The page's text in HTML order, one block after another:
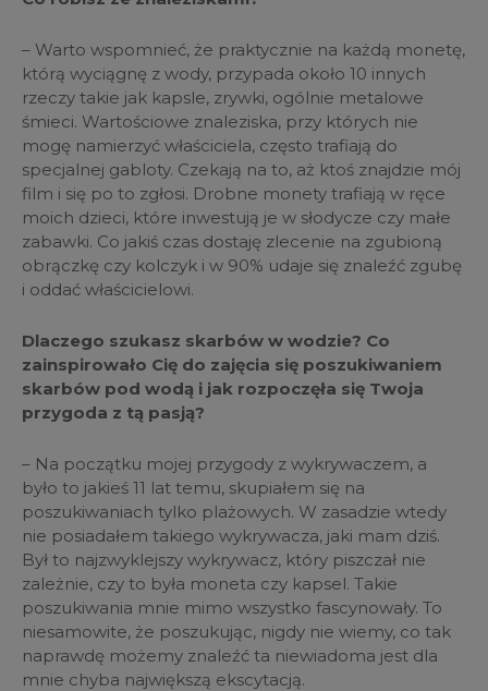
– Warto wspomnieć, że praktycznie na każdą monetę,
którą wyciągnę z wody, przypada około 10 innych
rzeczy takie jak kapsle, zrywki, ogólnie metalowe
śmieci. Wartościowe znaleziska, przy których nie
mogę namierzyć właściciela, często trafiają do
specjalnej gabloty. Czekają na to, aż ktoś znajdzie mój
film i się po to zgłosi. Drobne monety trafiają w ręce
moich dzieci, które inwestują je w słodycze czy małe
zabawki. Co jakiś czas dostaję zlecenie na zgubioną
obrączkę czy kolczyk i w 90% udaje się znaleźć zgubę
i oddać właścicielowi.
Dlaczego szukasz skarbów w wodzie? Co
zainspirowało Cię do zajęcia się poszukiwaniem
skarbów pod wodą i jak rozpoczęła się Twoja
przygoda z tą pasją?
– Na początku mojej przygody z wykrywaczem, a
było to jakieś 11 lat temu, skupiałem się na
poszukiwaniach tylko plażowych. W zasadzie wtedy
nie posiadałem takiego wykrywacza, jaki mam dziś.
Był to najzwyklejszy wykrywacz, który piszczał nie
zależnie, czy to była moneta czy kapsel. Takie
poszukiwania mnie mimo wszystko fascynowały. To
niesamowite, że poszukując, nigdy nie wiemy, co tak
naprawdę możemy znaleźć ta niewiadoma jest dla
mnie chyba największą ekscytacją.